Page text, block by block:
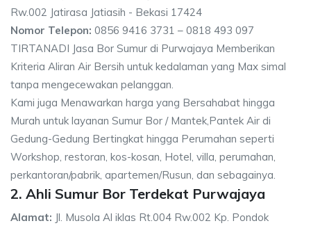
Rw.002 Jatirasa Jatiasih - Bekasi 17424
Nomor Telepon: 0856 9416 3731 – 0818 493 097
TIRTANADI Jasa Bor Sumur di Purwajaya Memberikan
Kriteria Aliran Air Bersih untuk kedalaman yang Max simal
tanpa mengecewakan pelanggan.
Kami juga Menawarkan harga yang Bersahabat hingga
Murah untuk layanan Sumur Bor / Mantek,Pantek Air di
Gedung-Gedung Bertingkat hingga Perumahan seperti
Workshop, restoran, kos-kosan, Hotel, villa, perumahan,
perkantoran/pabrik, apartemen/Rusun, dan sebagainya.
2. Ahli Sumur Bor Terdekat Purwajaya
Alamat: Jl. Musola Al iklas Rt.004 Rw.002 Kp. Pondok